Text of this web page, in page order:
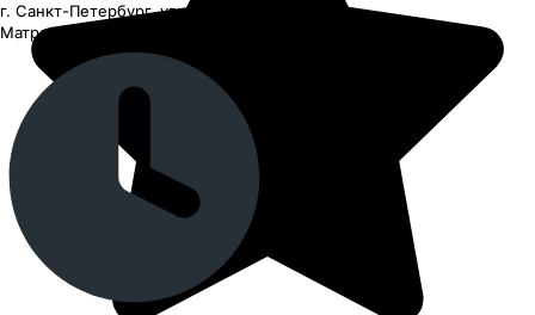
г. Санкт-Петербург, улица
Матроса Железняка, 41